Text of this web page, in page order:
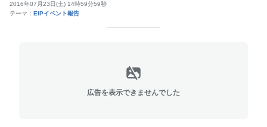
2016年07月23日(土) 14時59分59秒
テーマ： EIPイベント報告
広告を表示できませんでした